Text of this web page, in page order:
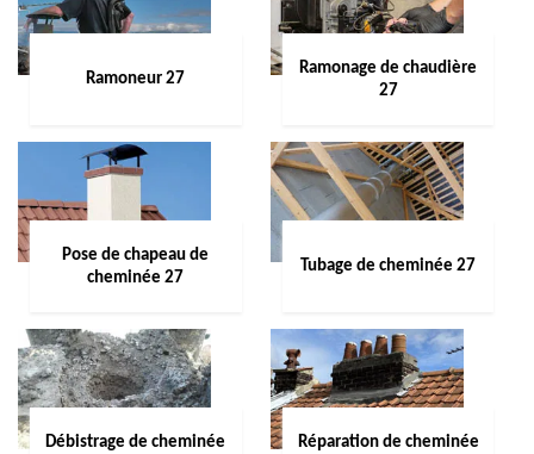
Ramoneur 27
Ramonage de chaudière
27
Pose de chapeau de
cheminée 27
Tubage de cheminée 27
Débistrage de cheminée
Réparation de cheminée